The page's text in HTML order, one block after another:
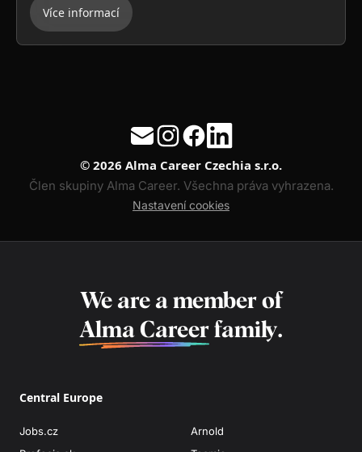
Více informací
© 2026 Alma Career Czechia s.r.o.
Člen skupiny Alma Career. Všechna práva vyhrazena.
Nastavení cookies
We are a member of
Alma Career family.
Central Europe
Jobs.cz
Arnold